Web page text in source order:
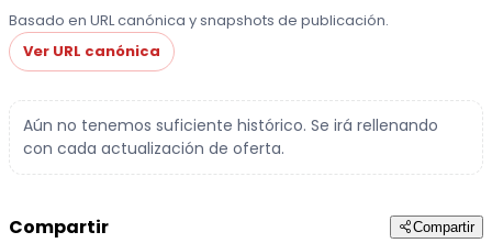
Basado en URL canónica y snapshots de publicación.
Ver URL canónica
Aún no tenemos suficiente histórico. Se irá rellenando
con cada actualización de oferta.
Compartir Compartir